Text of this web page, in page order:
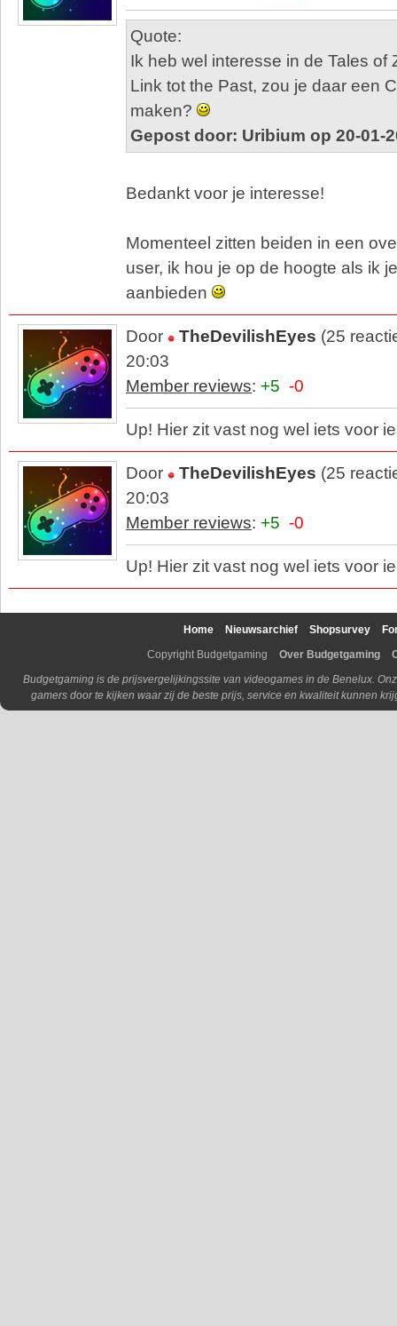
Quote:
Ik heb wel interesse in de Tales of
Link tot the Past, zou je daar een
maken?
Gepost door: Uribium op 20-01-
Bedankt voor je interesse!
Momenteel zitten beiden in een
user, ik hou je op de hoogte als ik
aanbieden
Door TheDevilishEyes (25
20:03
Member reviews: +5 -0
Up! Hier zit vast nog wel iets voor
Door TheDevilishEyes (25
20:03
Member reviews: +5 -0
Up! Hier zit vast nog wel iets voor
Home Nieuwsarchief Shopsurvey
Copyright Budgetgaming
Over Budgetgaming
Budgetgaming is de prijsvergelijkingssite van videogames in de Benelux.
gamers door te kijken waar zij de beste prijs, service en kwaliteit kunnen